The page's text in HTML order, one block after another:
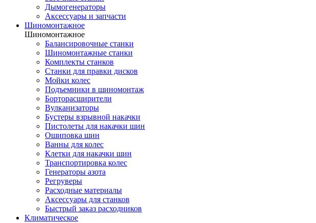
Дымогенераторы
Аксессуары и запчасти
Шиномонтажное
Шиномонтажное
Балансировочные станки
Шиномонтажные станки
Комплекты станков
Станки для правки дисков
Мойки колес
Подъемники в шиномонтаж
Борторасширители
Вулканизаторы
Бустеры взрывной накачки
Пистолеты для накачки шин
Ошиповка шин
Ванны для колес
Клетки для накачки шин
Транспортировка колес
Генераторы азота
Регруверы
Расходные материалы
Аксессуары для станков
Быстрый заказ расходников
Климатическое